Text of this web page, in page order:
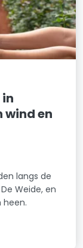
wind en
langs de
Weide, en
heen.